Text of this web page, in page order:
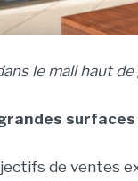
le mall haut
surfaces
de ventes